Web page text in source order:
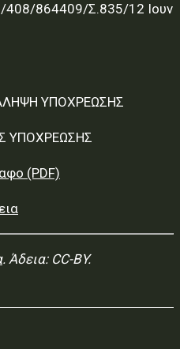
408/864409/Σ.835/12 Ιουν
ΥΠΟΧΡΕΩΣΗΣ
ΥΠΟΧΡΕΩΣΗΣ
(PDF)
. Άδεια: CC-BY.